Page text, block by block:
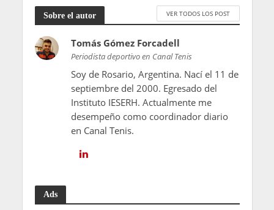
Sobre el autor VER TODOS LOS POST
Tomás Gómez Forcadell
Periodista deportivo en Canal Tenis
Soy de Rosario, Argentina. Nací el 11 de
septiembre del 2000. Egresado del
Instituto IESERH. Actualmente me
desempeño como coordinador diario
en Canal Tenis.
Ads